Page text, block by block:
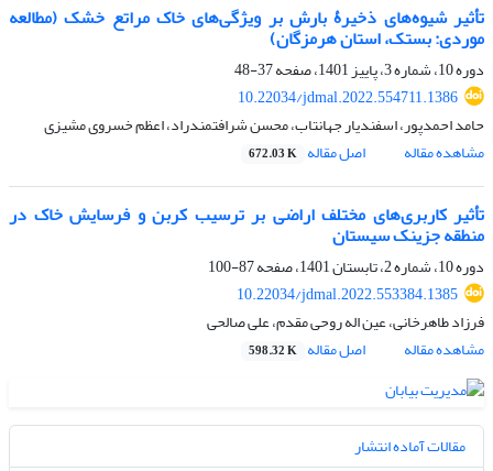
تأثیر شیوه‌های ذخیرۀ بارش بر ویژگی‌های خاک مراتع خشک (مطالعه
موردی: بستک، استان هرمزگان)
دوره 10، شماره 3، پاییز 1401، صفحه
37-48
10.22034/jdmal.2022.554711.1386
حامد احمدپور، اسفندیار جهانتاب، محسن شرافتمندراد، اعظم خسروی مشیزی
مشاهده مقاله
اصل مقاله 672.03 K
تأثیر کاربری‌های مختلف اراضی بر ترسیب کربن و فرسایش خاک در
منطقه جزینک سیستان
دوره 10، شماره 2، تابستان 1401، صفحه
87-100
10.22034/jdmal.2022.553384.1385
فرزاد طاهرخانی، عین اله روحی مقدم، علی صالحی
مشاهده مقاله
اصل مقاله 598.32 K
مقالات آماده انتشار